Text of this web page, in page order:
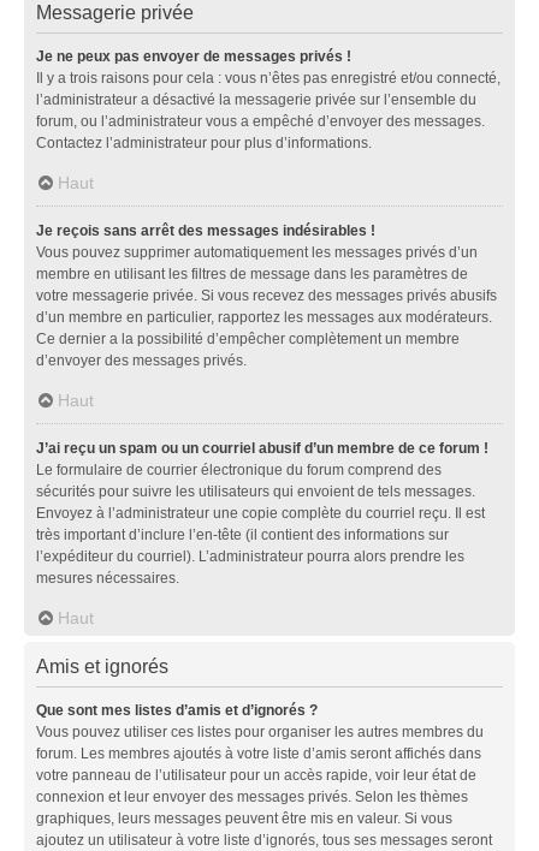
Messagerie privée
Je ne peux pas envoyer de messages privés !
Il y a trois raisons pour cela : vous n’êtes pas enregistré et/ou connecté,
l’administrateur a désactivé la messagerie privée sur l’ensemble du
forum, ou l’administrateur vous a empêché d’envoyer des messages.
Contactez l’administrateur pour plus d’informations.
Haut
Je reçois sans arrêt des messages indésirables !
Vous pouvez supprimer automatiquement les messages privés d’un
membre en utilisant les filtres de message dans les paramètres de
votre messagerie privée. Si vous recevez des messages privés abusifs
d’un membre en particulier, rapportez les messages aux modérateurs.
Ce dernier a la possibilité d’empêcher complètement un membre
d’envoyer des messages privés.
Haut
J’ai reçu un spam ou un courriel abusif d’un membre de ce forum !
Le formulaire de courrier électronique du forum comprend des
sécurités pour suivre les utilisateurs qui envoient de tels messages.
Envoyez à l’administrateur une copie complète du courriel reçu. Il est
très important d’inclure l’en-tête (il contient des informations sur
l’expéditeur du courriel). L’administrateur pourra alors prendre les
mesures nécessaires.
Haut
Amis et ignorés
Que sont mes listes d’amis et d’ignorés ?
Vous pouvez utiliser ces listes pour organiser les autres membres du
forum. Les membres ajoutés à votre liste d’amis seront affichés dans
votre panneau de l’utilisateur pour un accès rapide, voir leur état de
connexion et leur envoyer des messages privés. Selon les thèmes
graphiques, leurs messages peuvent être mis en valeur. Si vous
ajoutez un utilisateur à votre liste d’ignorés, tous ses messages seront